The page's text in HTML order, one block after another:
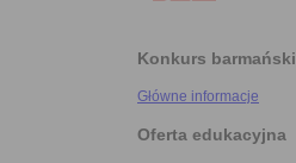
Konkurs barmański
Główne informacje
Oferta edukacyjna